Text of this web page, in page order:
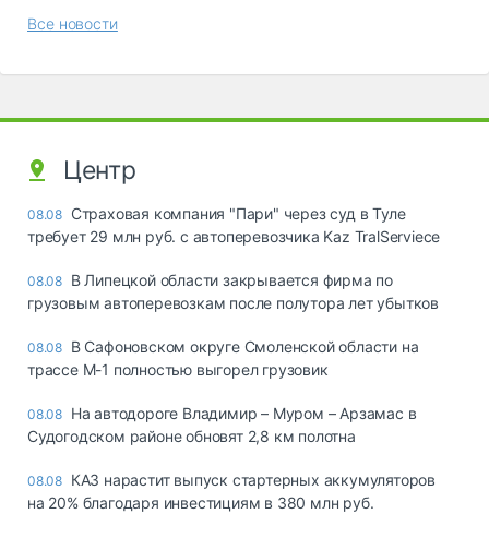
Все новости
Центр
08.08 Страховая компания "Пари" через суд в Туле
требует 29 млн руб. с автоперевозчика Kaz TralServiece
08.08 В Липецкой области закрывается фирма по
грузовым автоперевозкам после полутора лет убытков
08.08 В Сафоновском округе Смоленской области на
трассе М-1 полностью выгорел грузовик
08.08 На автодороге Владимир – Муром – Арзамас в
Судогодском районе обновят 2,8 км полотна
08.08 КАЗ нарастит выпуск стартерных аккумуляторов
на 20% благодаря инвестициям в 380 млн руб.